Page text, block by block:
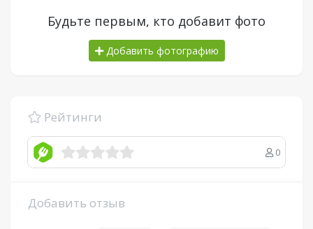
Будьте первым, кто добавит фото
Добавить фотографию
Рейтинги
0
Добавить отзыв